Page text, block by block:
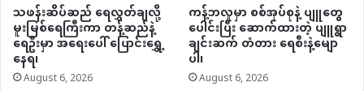
သဖန်းဆိပ်ဆည် ရေလွှတ်ချလို့
မူးမြစ်ရေကြီးကာ တန့်ဆည်နဲ့
ရေဦးမှာ အရေးပေါ် ပြောင်းရွှေ့
နေရ၊
August 6, 2026
ကန့်ဘလူမှာ စစ်အုပ်စုနဲ့ ပျူတွေ
ပေါင်းပြီး ဆောက်ထားတဲ့ ပျူရွာ
ချင်းဆက် တံတား ရေစီးနဲ့မျော
ပါ၊
August 6, 2026